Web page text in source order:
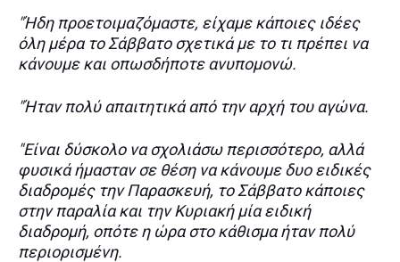
"Ήδη προετοιμαζόμαστε, είχαμε κάποιες ιδέες
όλη μέρα το Σάββατο σχετικά με το τι πρέπει να
κάνουμε και οπωσδήποτε ανυπομονώ.
"Ήταν πολύ απαιτητικά από την αρχή του αγώνα.
"Είναι δύσκολο να σχολιάσω περισσότερο, αλλά
φυσικά ήμασταν σε θέση να κάνουμε δυο ειδικές
διαδρομές την Παρασκευή, το Σάββατο κάποιες
στην παραλία και την Κυριακή μία ειδική
διαδρομή, οπότε η ώρα στο κάθισμα ήταν πολύ
περιορισμένη.